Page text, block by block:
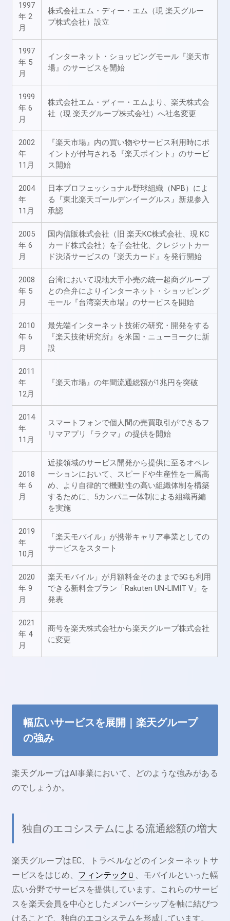
1997
年 2
月
株式会社エム・ディー・エム（現 楽天グルー
プ株式会社）設立
1997
年 5
月
インターネット・ショッピングモール『楽天市
場』のサービスを開始
1999
年 6
月
株式会社エム・ディー・エムより、楽天株式会
社（現 楽天グループ株式会社）へ社名変更
2002
年
11月
『楽天市場』内の買い物やサービス利用時にポ
イントが付与される『楽天ポイント』のサービ
ス開始
2004
年
11月
日本プロフェッショナル野球組織（NPB）によ
る『東北楽天ゴールデンイーグルス』新規参入
承認
2005
年 6
月
国内信販株式会社（旧 楽天KC株式会社、現 KC
カード株式会社）を子会社化、クレジットカー
ド決済サービスの『楽天カード』を発行開始
2008
年 5
月
台湾において現地大手小売の統一超商グループ
との合弁によりインターネット・ショッピング
モール『台湾楽天市場』のサービスを開始
2010
年 6
月
最先端インターネット技術の研究・開発をする
『楽天技術研究所』を米国・ニューヨークに新
設
2011
年
12月
『楽天市場』の年間流通総額が1兆円を突破
2014
年
11月
スマートフォンで個人間の売買取引ができるフ
リマアプリ『ラクマ』の提供を開始
2018
年 6
月
近接領域のサービス開発から提供に至るオペレ
ーションにおいて、スピードや生産性を一層高
め、より自律的で機動性の高い組織体制を構築
するために、5カンパニー体制による組織再編
を実施
2019
年
10月
「楽天モバイル」が携帯キャリア事業としての
サービスをスタート
2020
年 9
月
楽天モバイル」が月額料金そのままで5Gも利用
できる新料金プラン「Rakuten UN-LIMIT V」を
発表
2021
年 4
月
商号を楽天株式会社から楽天グループ株式会社
に変更
幅広いサービスを展開｜楽天グループ
の強み
楽天グループはAI事業において、どのような強みがある
のでしょうか。
独自のエコシステムによる流通総額の増大
楽天グループはEC、トラベルなどのインターネットサ
ービスをはじめ、 フィンテック
、モバイルといった幅
広い分野でサービスを提供しています。これらのサービ
スを楽天会員を中心としたメンバーシップを軸に結びつ
けることで、独自のエコシステムを形成しています。